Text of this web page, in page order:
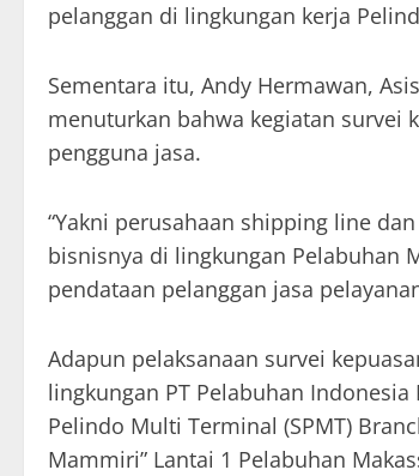
pelanggan di lingkungan kerja
Sementara itu, Andy Hermawan,
menuturkan bahwa kegiatan survei
pengguna jasa.
“Yakni perusahaan shipping line
bisnisnya di lingkungan Pelabuhan
pendataan pelanggan jasa
Adapun pelaksanaan survei
lingkungan PT Pelabuhan
Pelindo Multi Terminal (SPMT)
Mammiri” Lantai 1 Pelabuhan